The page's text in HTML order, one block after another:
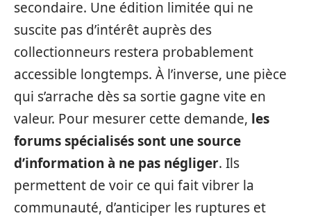
secondaire. Une édition limitée qui ne
suscite pas d’intérêt auprès des
collectionneurs restera probablement
accessible longtemps. À l’inverse, une pièce
qui s’arrache dès sa sortie gagne vite en
valeur. Pour mesurer cette demande, les
forums spécialisés sont une source
d’information à ne pas négliger. Ils
permettent de voir ce qui fait vibrer la
communauté, d’anticiper les ruptures et